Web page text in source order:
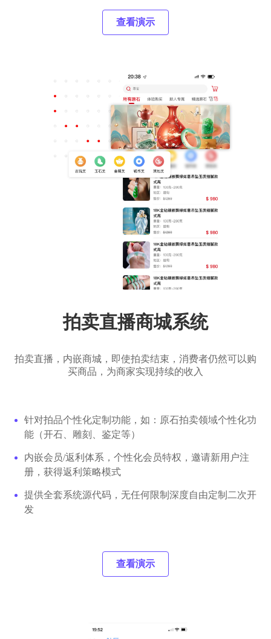
查看演示
拍卖直播商城系统
拍卖直播，内嵌商城，即使拍卖结束，消费者仍然可以购
买商品，为商家实现持续的收入
针对拍品个性化定制功能，如：原石拍卖领域个性化功
能（开石、雕刻、鉴定等）
内嵌会员/返利体系，个性化会员特权，邀请新用户注
册，获得返利策略模式
提供全套系统源代码，无任何限制深度自由定制二次开
发
查看演示